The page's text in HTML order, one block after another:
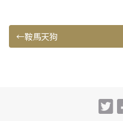
投鞍馬天狗